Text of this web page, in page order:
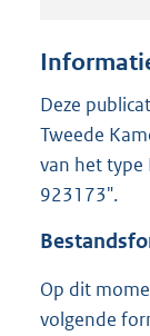
Deze
Tweede
van het type
923173".
Op dit
volgende